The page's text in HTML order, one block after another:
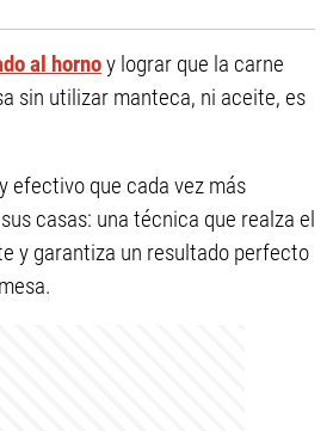
al hornoy lograr que la carne
sin utilizar manteca, ni aceite, es
y efectivo que cada vez más
casas: una técnica que realza el
y garantiza un resultado perfecto